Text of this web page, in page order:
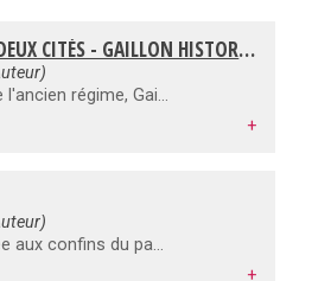
MÉMOIRES DES DEUX CITÉS - GAILLON HISTORIQUE
Après le faste de l'ancien régime, Gaillon (27), domaine ecclésiastique dès 1262, s'est lentement endormi dans l'indifférence la plus totale à partir de 1790. Recouvrer l'histoire oubliée d'une cité millénaire, c'est un peu comme mener une enquête policière digne d'un Maurice Leblanc. Arsène Lupin n'est pas loin! Sans cambrioler l'histoire de France mais en forçant quelques portes munies de clés cabalistiques, Gaillon passe à nouveau de l'ombre à la lumière et les archevêques de Rouen, seigneurs du Château, révèlent leurs véritables aspirations.
+
Gaillon, ville située aux confins du pays de Madrie sur la rive droite de la Seine entre Paris et Rouen, à 25 km au nord d'Evreux, a connu un passé glorieux. Pour le saisir, l'auteur nous propose ici une visite au fil du temps, au coeur de ce petit village normand devenu grand. Gaillon et son château ont une histoire commune indissociable. De l'antique forteresse romaine à la resplendissante demeure Renaissance des archevêques de Rouen, en passant par les moyenâgeuses fortifications médiévales, ce domaine fut très tôt le théâtre d'une parcelle de l'Histoire de France.A travers une sélection de gravures et de documents photographiques anciens, l'auteur nous fait revivre la richesse culturelle d'un comté ayant subi les affres des guerres et de la Révolution.
+